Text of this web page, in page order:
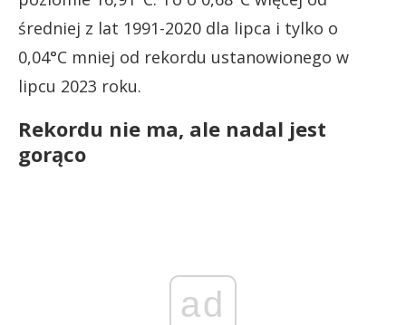
średniej z lat 1991-2020 dla lipca i tylko o
0,04°C mniej od rekordu ustanowionego w
lipcu 2023 roku.
Rekordu nie ma, ale nadal jest
gorąco
ad